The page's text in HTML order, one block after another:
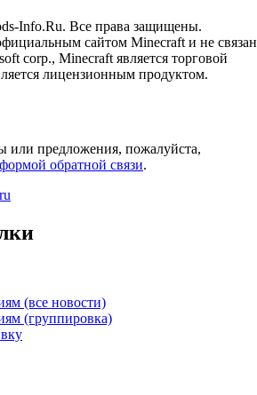
Info.Ru. Все права защищены.
сайтом Minecraft и не связан
corp., Minecraft является торговой
лицензионным продуктом.
или предложения, пожалуйста,
формой обратной связи.
(все новости)
(группировка)